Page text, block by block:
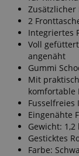
Zusätzlicher
2
Integriertes
Voll
angenäht
Gummi
Mit
komfortable
Eingenähte
Gewicht: 1,2
Gesticktes
Farbe: